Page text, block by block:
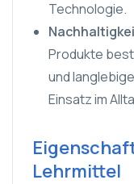
Technologie.
Produkte
und
Einsatz im
Lehrmittel